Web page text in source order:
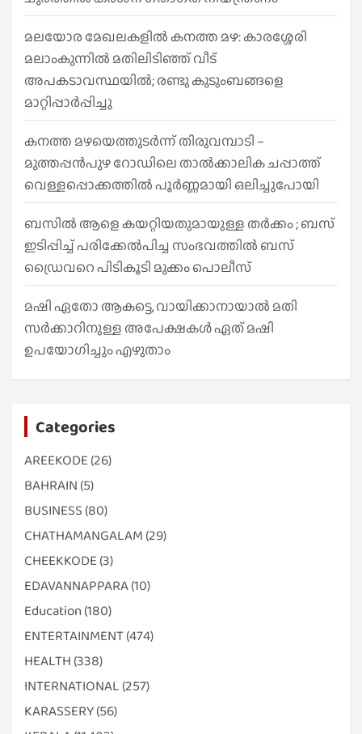
മലയോര മേഖലകളിൽ കനത്ത മഴ: കാരശ്ശേരി
മലാംകുന്നിൽ മതിലിടിഞ്ഞ് വീട്
അപകടാവസ്ഥയിൽ; രണ്ടു കുടുംബങ്ങളെ
മാറ്റിപ്പാർപ്പിച്ചു
കനത്ത മഴയെത്തുടർന്ന് തിരുവമ്പാടി –
മുത്തപ്പൻപുഴ റോഡിലെ താൽക്കാലിക ചപ്പാത്ത്
വെള്ളപ്പൊക്കത്തിൽ പൂർണ്ണമായി ഒലിച്ചുപോയി
ബസിൽ ആളെ കയറ്റിയതുമായുള്ള തർക്കം ; ബസ്
ഇടിപ്പിച്ച് പരിക്കേൽപിച്ച സംഭവത്തിൽ ബസ്
ഡ്രൈവറെ പിടികൂടി മുക്കം പൊലീസ്
മഷി ഏതോ ആകട്ടെ, വായിക്കാനായാൽ മതി​
സർക്കാറിനുള്ള അപേക്ഷകൾ ഏത് മഷി
ഉപയോഗിച്ചും എഴുതാം
Categories
AREEKODE (26)
BAHRAIN (5)
BUSINESS (80)
CHATHAMANGALAM (29)
CHEEKKODE (3)
EDAVANNAPPARA(10)
Education (180)
ENTERTAINMENT(474)
HEALTH (338)
INTERNATIONAL (257)
KARASSERY(56)